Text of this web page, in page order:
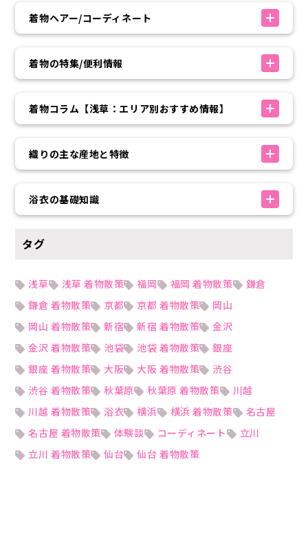
着物ヘアー/コーディネート
着物の特集/便利情報
着物コラム【浅草：エリア別おすすめ情報】
織りの主な産地と特徴
浴衣の基礎知識
タグ
浅草 浅草 着物散策 福岡 福岡 着物散策
鎌倉
鎌倉 着物散策
京都 京都 着物散策
岡山
岡山 着物散策
新宿 新宿 着物散策
金沢
金沢 着物散策
池袋 池袋 着物散策
銀座
銀座 着物散策
大阪 大阪 着物散策
渋谷
渋谷 着物散策
秋葉原 秋葉原 着物散策
川越
川越 着物散策
浴衣 横浜 横浜 着物散策
名古屋
名古屋 着物散策
体験談 コーディネート
立川
立川 着物散策
仙台 仙台 着物散策